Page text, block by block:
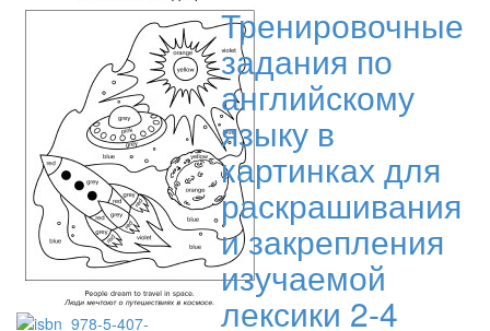
Тренировочные
задания по
английскому
языку в
картинках для
раскрашивания
и закрепления
изучаемой
лексики 2-4